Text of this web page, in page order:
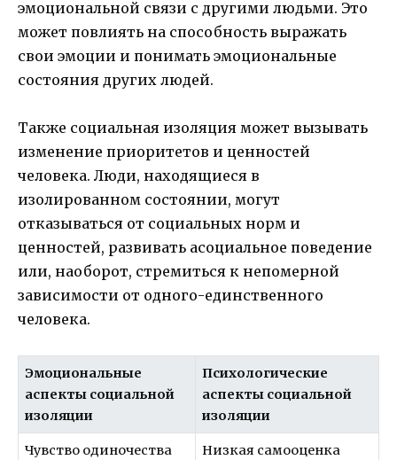
эмоциональной связи с другими людьми. Это
может повлиять на способность выражать
свои эмоции и понимать эмоциональные
состояния других людей.
Также социальная изоляция может вызывать
изменение приоритетов и ценностей
человека. Люди, находящиеся в
изолированном состоянии, могут
отказываться от социальных норм и
ценностей, развивать асоциальное поведение
или, наоборот, стремиться к непомерной
зависимости от одного-единственного
человека.
Эмоциональные
аспекты социальной
изоляции
Психологические
аспекты социальной
изоляции
Чувство одиночества Низкая самооценка